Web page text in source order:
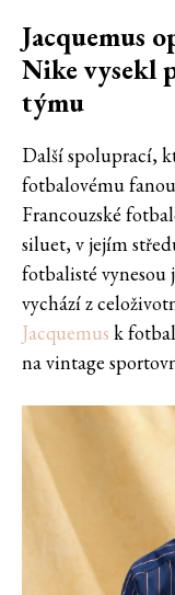
Jacquemus
Nike vysekl
týmu
Další spoluprací,
fotbalovému
Francouzské
siluet, v jejím
fotbalisté vynesou
vychází z
Jacquemus k
na vintage